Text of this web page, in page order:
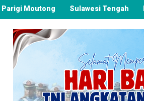
Parigi Moutong Sulawesi Tengah